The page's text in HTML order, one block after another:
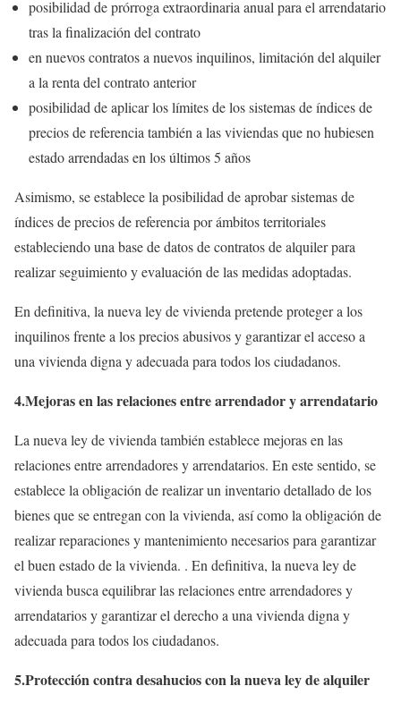
posibilidad de prórroga extraordinaria anual para el arrendatario
tras la finalización del contrato
en nuevos contratos a nuevos inquilinos, limitación del alquiler
a la renta del contrato anterior
posibilidad de aplicar los límites de los sistemas de índices de
precios de referencia también a las viviendas que no hubiesen
estado arrendadas en los últimos 5 años
Asimismo, se establece la posibilidad de aprobar sistemas de
índices de precios de referencia por ámbitos territoriales
estableciendo una base de datos de contratos de alquiler para
realizar seguimiento y evaluación de las medidas adoptadas.
En definitiva, la nueva ley de vivienda pretende proteger a los
inquilinos frente a los precios abusivos y garantizar el acceso a
una vivienda digna y adecuada para todos los ciudadanos.
4.Mejoras en las relaciones entre arrendador y arrendatario
La nueva ley de vivienda también establece mejoras en las
relaciones entre arrendadores y arrendatarios. En este sentido, se
establece la obligación de realizar un inventario detallado de los
bienes que se entregan con la vivienda, así como la obligación de
realizar reparaciones y mantenimiento necesarios para garantizar
el buen estado de la vivienda. . En definitiva, la nueva ley de
vivienda busca equilibrar las relaciones entre arrendadores y
arrendatarios y garantizar el derecho a una vivienda digna y
adecuada para todos los ciudadanos.
5.Protección contra desahucios con la nueva ley de alquiler